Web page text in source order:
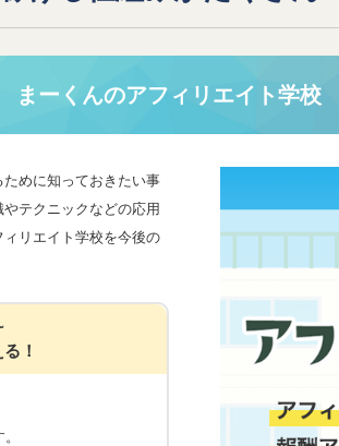
まーくんのアフィリエイト学校
めに知っておきたい事
テクニックなどの応用
リエイト学校を今後の
！